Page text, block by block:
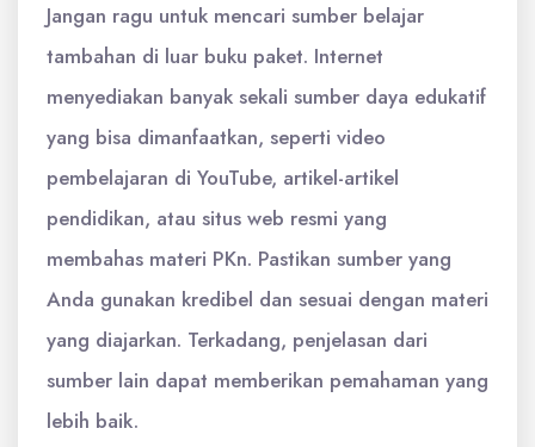
Jangan ragu untuk mencari sumber belajar
tambahan di luar buku paket. Internet
menyediakan banyak sekali sumber daya edukatif
yang bisa dimanfaatkan, seperti video
pembelajaran di YouTube, artikel-artikel
pendidikan, atau situs web resmi yang
membahas materi PKn. Pastikan sumber yang
Anda gunakan kredibel dan sesuai dengan materi
yang diajarkan. Terkadang, penjelasan dari
sumber lain dapat memberikan pemahaman yang
lebih baik.